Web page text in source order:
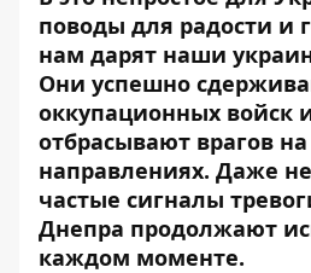
поводы для радости и
нам дарят наши
Они успешно
оккупационных войск
отбрасывают врагов
направлениях. Даже
частые сигналы
Днепра продолжают
каждом моменте.